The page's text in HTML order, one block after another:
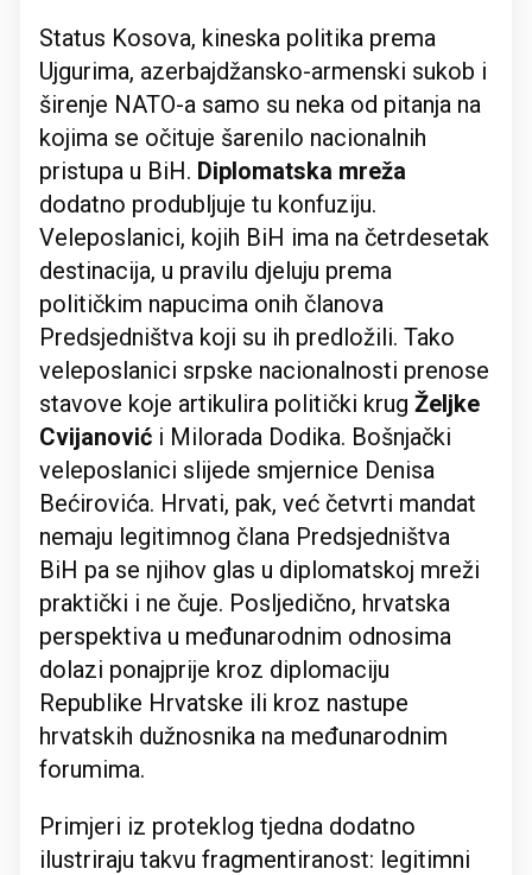
Status Kosova, kineska politika prema
Ujgurima, azerbajdžansko-armenski sukob i
širenje NATO-a samo su neka od pitanja na
kojima se očituje šarenilo nacionalnih
pristupa u BiH. Diplomatska mreža
dodatno produbljuje tu konfuziju.
Veleposlanici, kojih BiH ima na četrdesetak
destinacija, u pravilu djeluju prema
političkim napucima onih članova
Predsjedništva koji su ih predložili. Tako
veleposlanici srpske nacionalnosti prenose
stavove koje artikulira politički krug Željke
Cvijanović i Milorada Dodika. Bošnjački
veleposlanici slijede smjernice Denisa
Bećirovića. Hrvati, pak, već četvrti mandat
nemaju legitimnog člana Predsjedništva
BiH pa se njihov glas u diplomatskoj mreži
praktički i ne čuje. Posljedično, hrvatska
perspektiva u međunarodnim odnosima
dolazi ponajprije kroz diplomaciju
Republike Hrvatske ili kroz nastupe
hrvatskih dužnosnika na međunarodnim
forumima.
Primjeri iz proteklog tjedna dodatno
ilustriraju takvu fragmentiranost: legitimni